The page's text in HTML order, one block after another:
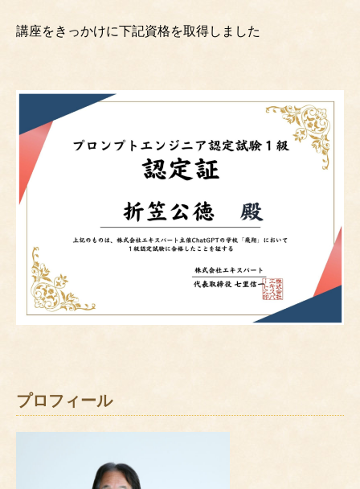
講座をきっかけに下記資格を取得しました
プロフィール